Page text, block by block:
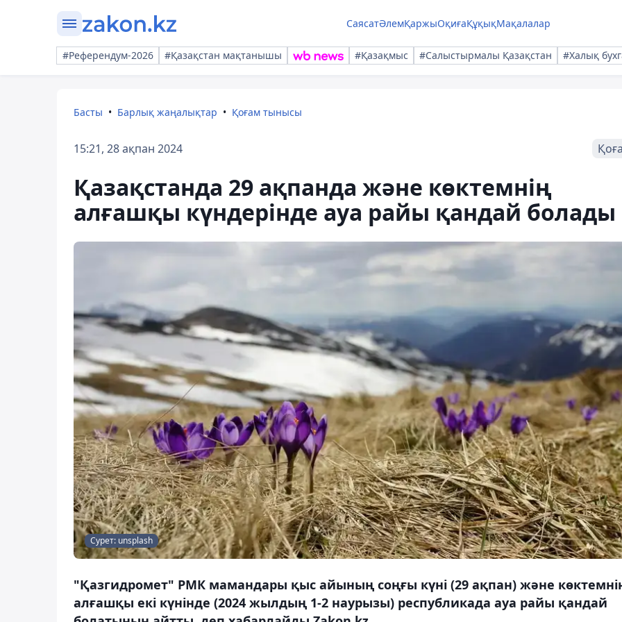
СаясатӘлемҚаржыОқиғаҚұқықМақалалар
#Референдум-2026 #Қазақстан мақтанышы #Қазақмыс #Салыстырмалы Қазақстан #Халық
Басты Барлық жаңалықтар Қоғам тынысы
15:21, 28 ақпан 2024
Қазақстанда 29 ақпанда және көктемнің
алғашқы күндерінде ауа райы қандай болады
Сурет: unsplash
"Қазгидромет" РМК мамандары қыс айының соңғы күні (29 ақпан) және
алғашқы екі күнінде (2024 жылдың 1-2 наурызы) республикада ауа райы қандай